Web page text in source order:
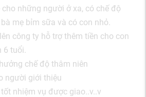
những người ở xa, có chế độ
mẹ bỉm sữa và có con nhỏ.
công ty hỗ trợ thêm tiền cho con
6 tuổi.
chế độ thâm niên
người giới thiệu
nhiệm vụ được giao..v..v